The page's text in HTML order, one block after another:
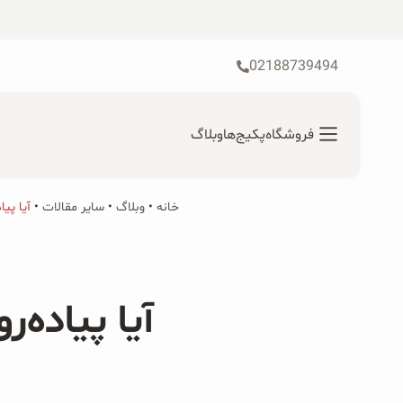
02188739494
فروشگاهپکیج‌هاوبلاگ
محصولات ارگانیک
پودر کیک جو دوسر
خانه • وبلاگ • سایر مقالات • آیا
آیا